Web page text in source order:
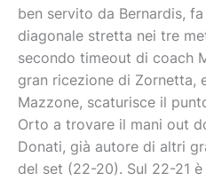
ben servito da Bernardis,
diagonale stretta nei tre
secondo timeout di coach
gran ricezione di Zornetta,
Mazzone, scaturisce il
Orto a trovare il mani out
Donati, già autore di altri
del set (22-20). Sul 22-21